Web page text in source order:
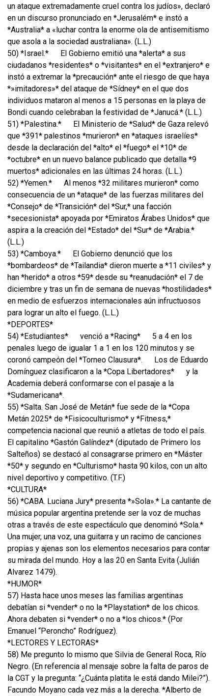
un ataque extremadamente cruel contra los judíos», declaró
en un discurso pronunciado en *Jerusalém* e instó a
*Australia* a «luchar contra la enorme ola de antisemitismo
que asola a la sociedad australiana». (L.L.)
50) *Israel.*
El Gobierno emitió una *alerta* a sus
ciudadanos *residentes* o *visitantes* en el *extranjero* e
instó a extremar la *precaución* ante el riesgo de que haya
*»imitadores»* del ataque de *Sídney* en el que dos
individuos mataron al menos a 15 personas en la playa de
Bondi cuando celebraban la festividad de *Janucá.* (L.L.)
51) *Palestina.*
El Ministerio de *Salud* de Gaza relevó
que *391* palestinos *murieron* en *ataques israelíes*
desde la declaración del *alto* el *fuego* el *10* de
*octubre* en un nuevo balance publicado que detalla *9
muertos* adicionales en las últimas 24 horas. (L.L.)
52) *Yemen.*
Al menos *32 militares murieron* como
consecuencia de un *ataque* de las fuerzas militares del
*Consejo* de *Transición* del *Sur,* una facción
*secesionista* apoyada por *Emiratos Árabes Unidos* que
aspira a la creación del *Estado* del *Sur* de *Arabia.*
(L.L.)
53) *Camboya.*
El Gobierno denunció que los
*bombardeos* de *Tailandia* dieron muerte a *11 civiles* y
han *herido* a otros *59* desde su *reanudación* el 7 de
diciembre y tras un fin de semana de nuevas *hostilidades*
en medio de esfuerzos internacionales aún infructuosos
para lograr un alto el fuego. (L.L.)
*DEPORTES*
54) *Estudiantes*
venció a *Racing*
5 a 4 en los
penales luego de igualar 1 a 1 en los 120 minutos y se
coronó campeón del *Torneo Clausura*.
Los de Eduardo
Domínguez clasificaron a la *Copa Libertadores*
y la
Academia deberá conformarse con el pasaje a la
*Sudamericana*.
55) *Salta. San José de Metán* fue sede de la *Copa
Metán 2025* de *Fisicoculturismo* y *Fitness,*
competencia nacional que reunió a atletas de todo el país.
El capitalino *Gastón Galíndez* (diputado de Primero los
Salteños) se destacó al consagrarse primero en *Máster
*50* y segundo en *Culturismo* hasta 90 kilos, con un alto
nivel deportivo y competitivo. (T.F.)
*CULTURA*
56) *CABA. Luciana Jury* presenta *»Sola».* La cantante de
música popular argentina pretende ser la voz de muchas
otras a través de este espectáculo que denominó *Sola.*
Una mujer, una voz, una guitarra y un racimo de canciones
propias y ajenas son los elementos necesarios para contar
su mirada del mundo. Hoy a las 20 en Santa Evita (Julián
Alvarez 1479).
*HUMOR*
57) Hasta hace unos meses las familias argentinas
debatían si *vender* o no la *Playstation* de los chicos.
Ahora debaten si *vender* o no a *los chicos.* (Por
Emanuel “Peroncho” Rodríguez).
*LECTORES Y LECTORAS*
58) Me pregunto lo mismo que Silvia de General Roca, Río
Negro. (En referencia al mensaje sobre la falta de paros de
la CGT y la pregunta: “¿Cuánta platita le está dando Milei?”).
Facundo Moyano cada vez más a la derecha. *Alberto de